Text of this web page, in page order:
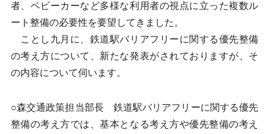
者、ベビーカーなど多様な利用者の視点に立った複数ル
ート整備の必要性を要望してきました。
ことし九月に、鉄道駅バリアフリーに関する優先整備
の考え方について、新たな発表がされておりますが、そ
の内容について伺います。
○森交通政策担当部長 鉄道駅バリアフリーに関する優先
整備の考え方では、基本となる考え方や優先整備の考え